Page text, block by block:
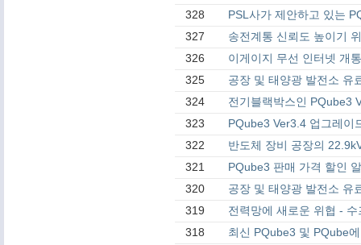
328
PSL사가 제안하고 있는
327
송전계통 신뢰도 높이기
326
이게이지 무선 인터넷 개
325
공장 및 태양광 발전소 유
324
전기블랙박스인 PQube3
323
PQube3 Ver3.4 업그레
322
반도체 장비 공장의
321
PQube3 판매 가격 할인
320
공장 및 태양광 발전소 유
319
전력망에 새로운 위협 -
318
최신 PQube3 및 PQube